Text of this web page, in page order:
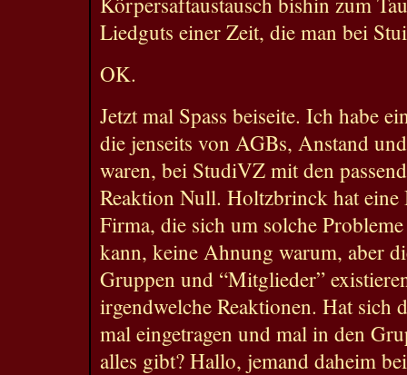
Liedguts einer Zeit, die man bei
OK.
Jetzt mal Spass beiseite. Ich habe
die jenseits von AGBs, Anstand
waren, bei StudiVZ mit den
Reaktion Null. Holtzbrinck hat eine
Firma, die sich um solche
kann, keine Ahnung warum, aber
Gruppen und “Mitglieder”
irgendwelche Reaktionen. Hat sich
mal eingetragen und mal in den
alles gibt? Hallo, jemand daheim